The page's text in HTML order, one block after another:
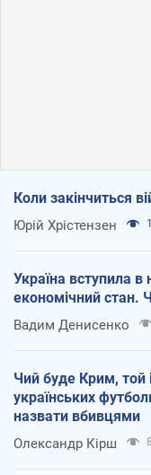
Коли закінчиться
Юрій Хрістензен
Україна вступила
економічний стан.
Вадим Денисенко
Чий буде Крим, той
українських
назвати вбивцями
Олександр Кірш